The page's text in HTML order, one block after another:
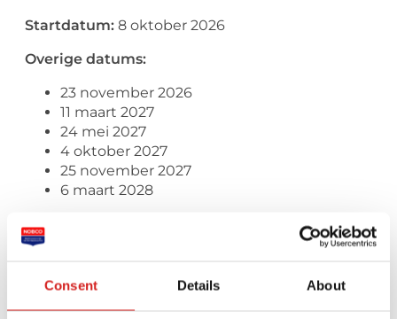
Consent Details About
Startdatum:8 oktober 2026
Overige datums:
23 november 2026
11 maart 2027
24 mei 2027
4 oktober 2027
25 november 2027
6 maart 2028